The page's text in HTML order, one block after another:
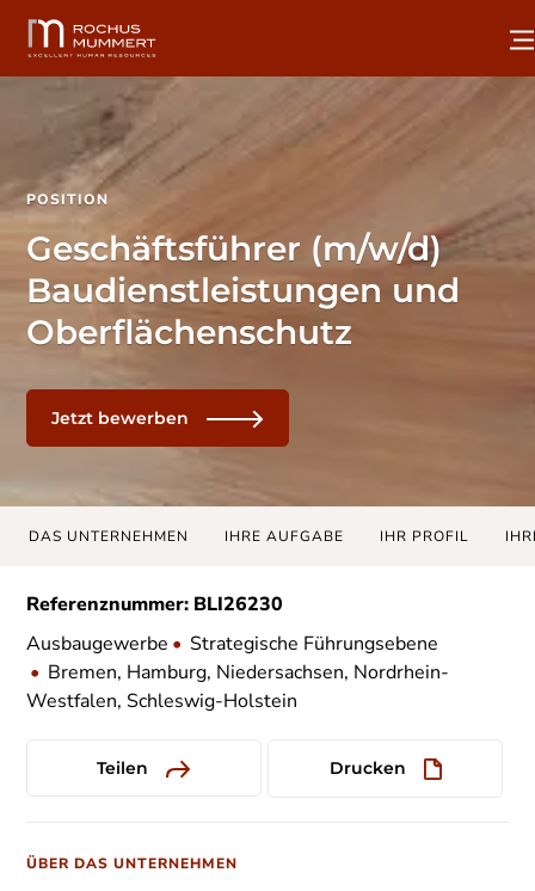
POSITION
Geschäftsführer (m/w/d)
Baudienstleistungen und
Oberflächenschutz
Jetzt bewerben
DAS UNTERNEHMEN IHRE AUFGABE IHR PROFIL
Referenznummer: BLI26230
Ausbaugewerbe • Strategische Führungsebene
• Bremen, Hamburg, Niedersachsen, Nordrhein-
Westfalen, Schleswig-Holstein
Teilen Drucken
ÜBER DAS UNTERNEHMEN